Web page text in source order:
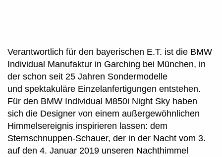
Verantwortlich für den bayerischen E.T. ist die BMW
Individual Manufaktur in Garching bei München, in
der schon seit 25 Jahren Sondermodelle
und spektakuläre Einzelanfertigungen entstehen.
Für den BMW Individual M850i Night Sky haben
sich die Designer von einem außergewöhnlichen
Himmelsereignis inspirieren lassen: dem
Sternschnuppen-Schauer, der in der Nacht vom 3.
auf den 4. Januar 2019 unseren Nachthimmel